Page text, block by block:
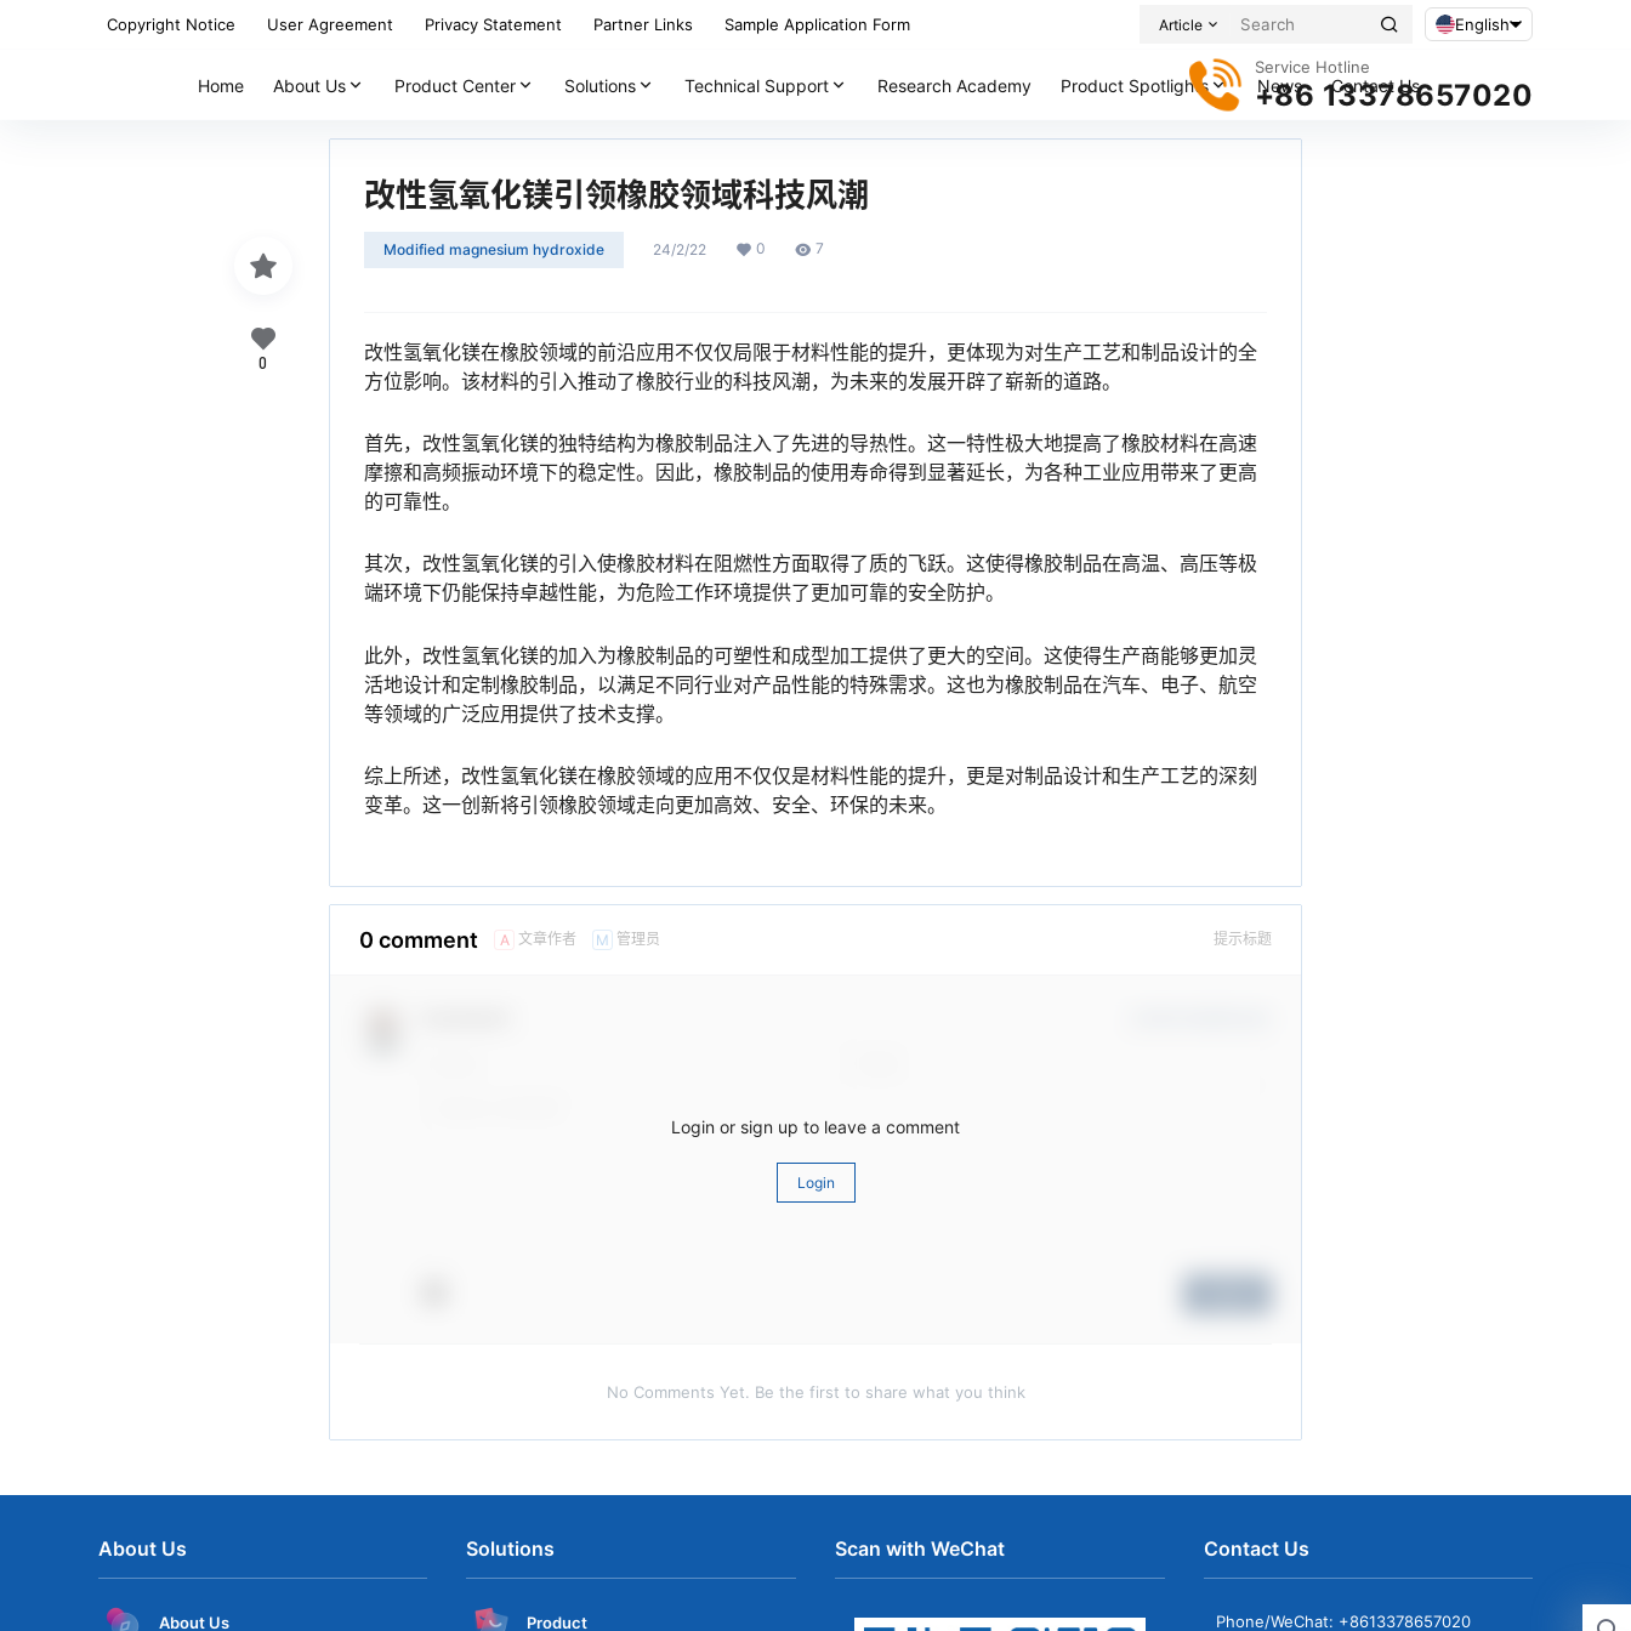
Copyright Notice User Agreement Privacy Statement Partner Links Sample Application Form Article English
Service Hotline
+86 13378657020
Home About Us Product Center Solutions Technical Support Research Academy Product Spotlights News Contact Us
改性氢氧化镁引领橡胶领域科技风潮
Modified magnesium hydroxide 24/2/22 0 7
改性氢氧化镁在橡胶领域的前沿应用不仅仅局限于材料性能的提升，更体现为对生产工艺和制品设计的全
方位影响。该材料的引入推动了橡胶行业的科技风潮，为未来的发展开辟了崭新的道路。
首先，改性氢氧化镁的独特结构为橡胶制品注入了先进的导热性。这一特性极大地提高了橡胶材料在高速
摩擦和高频振动环境下的稳定性。因此，橡胶制品的使用寿命得到显著延长，为各种工业应用带来了更高
的可靠性。
其次，改性氢氧化镁的引入使橡胶材料在阻燃性方面取得了质的飞跃。这使得橡胶制品在高温、高压等极
端环境下仍能保持卓越性能，为危险工作环境提供了更加可靠的安全防护。
此外，改性氢氧化镁的加入为橡胶制品的可塑性和成型加工提供了更大的空间。这使得生产商能够更加灵
活地设计和定制橡胶制品，以满足不同行业对产品性能的特殊需求。这也为橡胶制品在汽车、电子、航空
等领域的广泛应用提供了技术支撑。
综上所述，改性氢氧化镁在橡胶领域的应用不仅仅是材料性能的提升，更是对制品设计和生产工艺的深刻
变革。这一创新将引领橡胶领域走向更加高效、安全、环保的未来。
0
0 comment A 文章作者 M 管理员 提示标题
Login or sign up to leave a comment
Login
No Comments Yet. Be the first to share what you think
About Us
About Us
Solutions
Product
Scan with WeChat Contact Us
Phone/WeChat: +8613378657020